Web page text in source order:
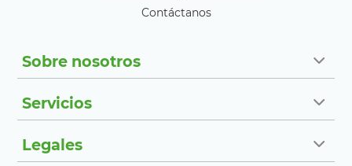
Contáctanos
Sobre nosotros
Servicios
Legales